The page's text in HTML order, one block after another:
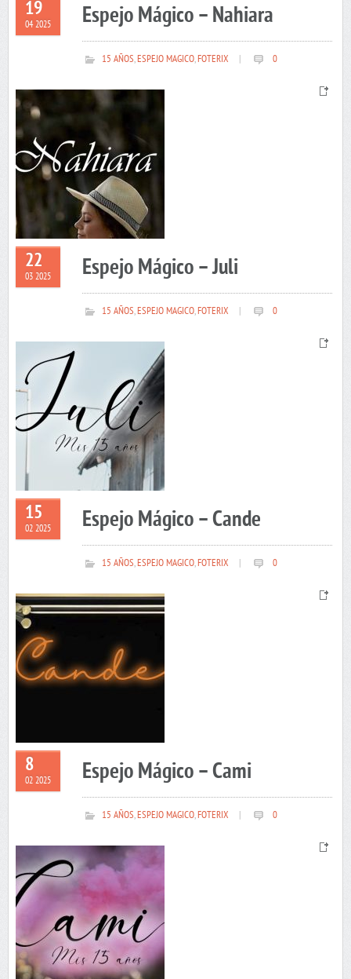
19
04 2025 Espejo Mágico – Nahiara
15 AÑOS,ESPEJO MAGICO,FOTERIX 0
22
03 2025 Espejo Mágico – Juli
15 AÑOS,ESPEJO MAGICO,FOTERIX 0
15
02 2025 Espejo Mágico – Cande
15 AÑOS,ESPEJO MAGICO,FOTERIX 0
8
02 2025 Espejo Mágico – Cami
15 AÑOS,ESPEJO MAGICO,FOTERIX 0